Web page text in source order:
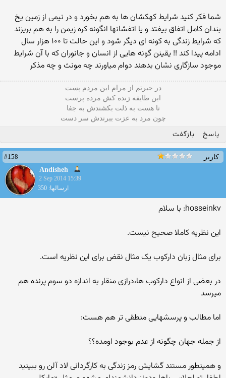
شما فکر کنید شرایط کهکشان ها به هم بخورد و در نیمی از زمین یخ
بندان کامل اتفاق بیفتد و یا اتفشانها انگونه کره زیمن را به هم بریزند
که شرایط زندگی به کونه ای دیگر شود و این حالت تا ۱۰۰ هزار سال
ادامه پیدا کند !! یقینن گونه هایی از انسان و جانوران که با آن شرایط
موجود سازگاری نشان بدهند دوام میاورند چه مونث و چه مذکر
در حیرتم از مرام این مردم پست
این طایفه زنده کش مرده پرست
تا هست به ذلت بکشندش به جفا
چون مرد به عزت ببرندش سر دست
پاسخ بازگفت
کاربر
#158
Andisheh
2 Sep 2014 15:39
ارسالها: 350
hosseinkv: با سلام
این نظریه کاملا صحیح نیست.
برای مثال زبان دارکوب یک مثال نقض برای این نظریه است.
در بعضی از انواع دارکوب ها،درازی منقار به اندازه دو سوم پرنده هم
میرسد
اما مطالب و پرسشهایی منطقی تر هم هست:
از جمله جهان چگونه از عدم بوجود اومده؟؟
و همینطور مستند گشایش رمز زندگی به کارگردانی لاد آلن رو ببینید